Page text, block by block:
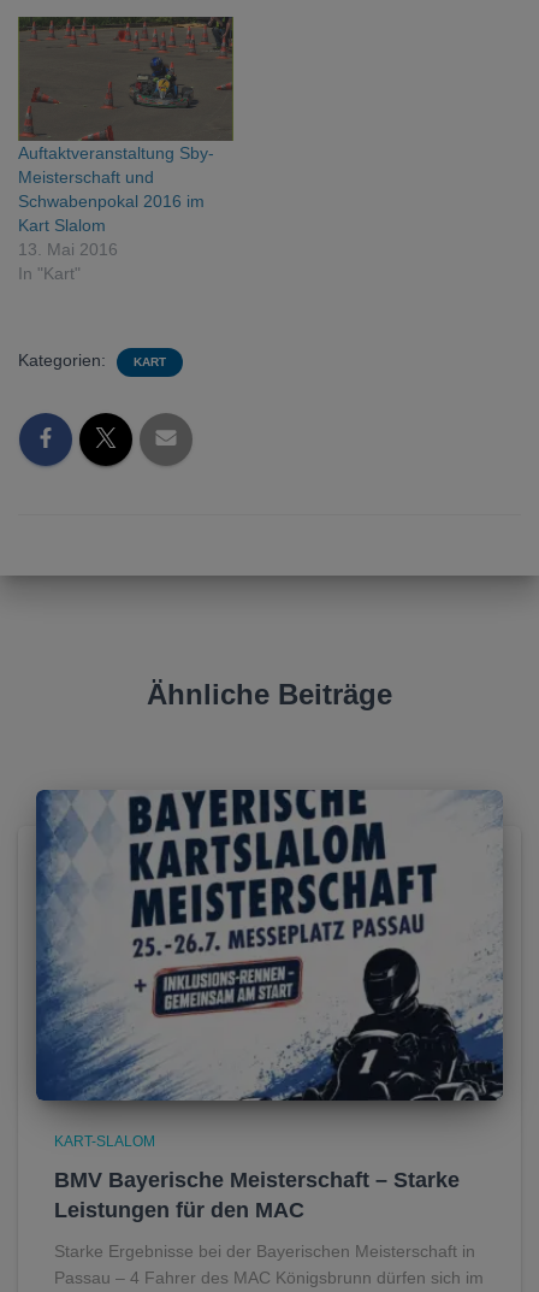
Auftaktveranstaltung Sby-
Meisterschaft und
Schwabenpokal 2016 im
Kart Slalom
13. Mai 2016
In "Kart"
Kategorien: KART
Ähnliche Beiträge
KART-SLALOM
BMV Bayerische Meisterschaft – Starke
Leistungen für den MAC
Starke Ergebnisse bei der Bayerischen Meisterschaft in
Passau – 4 Fahrer des MAC Königsbrunn dürfen sich im